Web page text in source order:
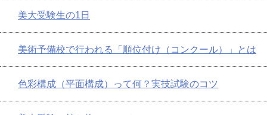
美大受験生の1日
美術予備校で行われる「順位付け（コンクール）」とは
色彩構成（平面構成）って何？実技試験のコツ